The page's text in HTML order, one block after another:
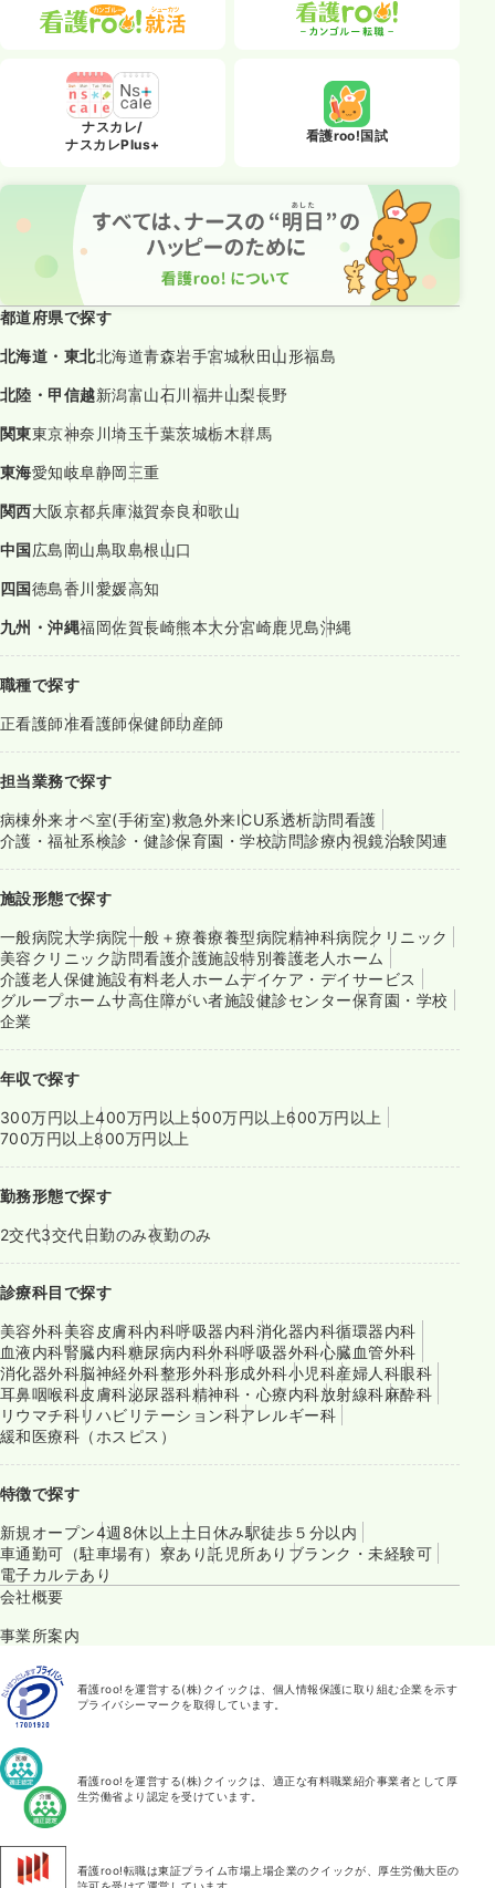
ナスカレ/
ナスカレPlus+
看護roo!国試
都道府県で探す
北海道・東北北海道青森岩手宮城秋田山形福島
北陸・甲信越新潟富山石川福井山梨長野
関東東京神奈川埼玉千葉茨城栃木群馬
東海愛知岐阜静岡三重
関西大阪京都兵庫滋賀奈良和歌山
中国広島岡山鳥取島根山口
四国徳島香川愛媛高知
九州・沖縄福岡佐賀長崎熊本大分宮崎鹿児島沖縄
職種で探す
正看護師准看護師保健師助産師
担当業務で探す
病棟外来オペ室(手術室)救急外来ICU系透析訪問看護
介護・福祉系検診・健診保育園・学校訪問診療内視鏡治験関連
施設形態で探す
一般病院大学病院一般＋療養療養型病院精神科病院クリニック
美容クリニック訪問看護介護施設特別養護老人ホーム
介護老人保健施設有料老人ホームデイケア・デイサービス
グループホームサ高住障がい者施設健診センター保育園・学校
企業
年収で探す
300万円以上400万円以上 500万円以上600万円以上
700万円以上800万円以上
勤務形態で探す
2交代3交代日勤のみ夜勤のみ
診療科目で探す
美容外科美容皮膚科内科呼吸器内科消化器内科循環器内科
血液内科腎臓内科糖尿病内科外科呼吸器外科心臓血管外科
消化器外科脳神経外科整形外科形成外科小児科産婦人科眼科
耳鼻咽喉科皮膚科泌尿器科精神科・心療内科放射線科麻酔科
リウマチ科リハビリテーション科アレルギー科
緩和医療科（ホスピス）
特徴で探す
新規オープン4週8休以上 土日休み駅徒歩５分以内
車通勤可（駐車場有） 寮あり託児所あり ブランク・未経験可
電子カルテあり
会社概要
事業所案内
看護roo!を運営する(株)クイックは、個人情報保護に取り組む企業を示す
プライバシーマークを取得しています。
看護roo!を運営する(株)クイックは、適正な有料職業紹介事業者として厚
生労働省より認定を受けています。
看護roo!転職は東証プライム市場上場企業のクイックが、厚生労働大臣の